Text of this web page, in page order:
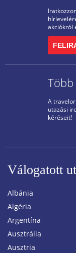
akciókról
A
utazási
kéréseit!
Válogatott
Albánia
Algéria
Argentína
Ausztrália
Ausztria